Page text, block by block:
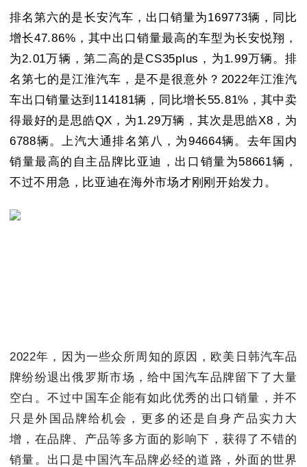
排名第六的是长安汽车，出口销量为169773辆，同比
增长47.86%，其中出口销量最高的车型为长安悦翔，
为2.01万辆，第二高的是CS35plus，为1.99万辆。排
名第七的是江淮汽车，是不是很意外？2022年江淮汽
车出口销量达到114181辆，同比增长55.81%，其中卖
得最好的是思皓QX，为1.29万辆，其次是思皓X8，为
6788辆。上汽大通排名第八，为94664辆。去年国内
销量最高的自主品牌比亚迪，出口销量为58661辆，
不过不用急，比亚迪在海外市场才刚刚开始发力。
2022年，因为一些众所周知的原因，欧美日韩汽车品
牌纷纷退出俄罗斯市场，给中国汽车品牌留下了大量
空白。不过中国车企能有如此优秀的出口销量，并不
只是外国品牌给机会，更多的还是自身产品实力大
增，在品牌、产品等多方面的影响下，获得了不错的
销量。出口是中国汽车品牌必经的道路，外面的世界